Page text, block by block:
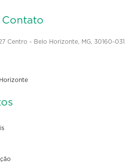
Contato
Centro - Belo Horizonte, MG, 30160-031